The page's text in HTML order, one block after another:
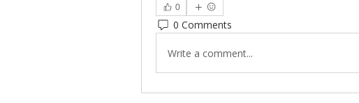
0
0 Comments
Write a comment...